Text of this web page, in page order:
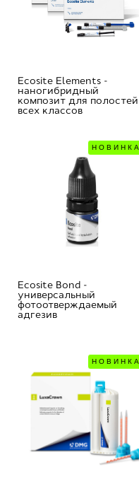
Ecosite Elements -
наногибридный
композит для полостей
всех классов
НОВИНКА
Ecosite Bond -
универсальный
фотоотверждаемый
адгезив
НОВИНКА